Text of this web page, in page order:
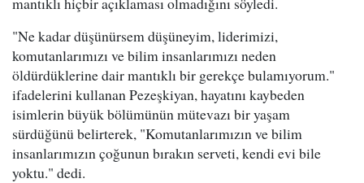
"Ne kadar düşünürsem düşüneyim, liderimizi,
komutanlarımızı ve bilim insanlarımızı neden
öldürdüklerine dair mantıklı bir gerekçe bulamıyorum."
ifadelerini kullanan Pezeşkiyan, hayatını kaybeden
isimlerin büyük bölümünün mütevazı bir yaşam
sürdüğünü belirterek, "Komutanlarımızın ve bilim
insanlarımızın çoğunun bırakın serveti, kendi evi bile
yoktu." dedi.